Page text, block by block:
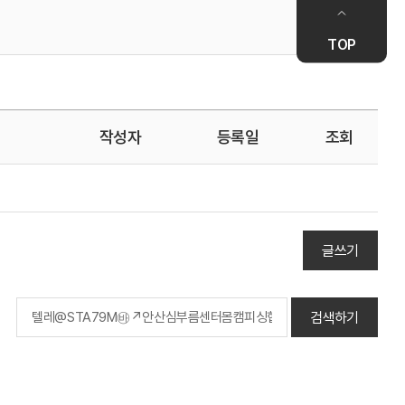
작성자 등록일 조회
글쓰기
검색하기
TOP